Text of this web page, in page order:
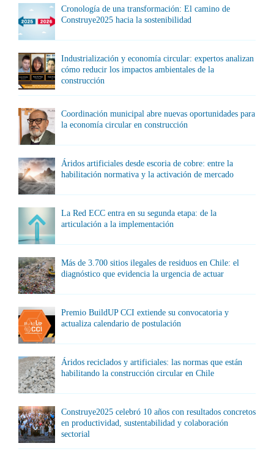
Cronología de una transformación: El camino de
Construye2025 hacia la sostenibilidad
Industrialización y economía circular: expertos analizan
cómo reducir los impactos ambientales de la
construcción
Coordinación municipal abre nuevas oportunidades para
la economía circular en construcción
Áridos artificiales desde escoria de cobre: entre la
habilitación normativa y la activación de mercado
La Red ECC entra en su segunda etapa: de la
articulación a la implementación
Más de 3.700 sitios ilegales de residuos en Chile: el
diagnóstico que evidencia la urgencia de actuar
Premio BuildUP CCI extiende su convocatoria y
actualiza calendario de postulación
Áridos reciclados y artificiales: las normas que están
habilitando la construcción circular en Chile
Construye2025 celebró 10 años con resultados concretos
en productividad, sustentabilidad y colaboración
sectorial